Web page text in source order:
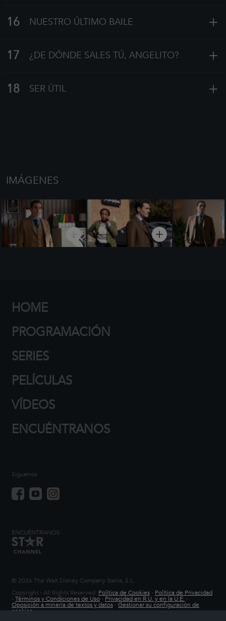
16 NUESTRO ÚLTIMO BAILE +
17 ¿DE DÓNDE SALES TÚ, ANGELITO? +
18 SER ÚTIL +
IMÁGENES
HOME
PROGRAMACIÓN
SERIES
PELÍCULAS
VÍDEOS
ENCUÉNTRANOS
Síguenos
ENCUÉNTRANOS
© 2026 The Walt Disney Company Iberia, S.L.
Copyright - All Rights Reserved. Política de Cookies - Política de Privacidad
- Términos y Condiciones de Uso - Privacidad en R.U. y en la U.E. -
Oposición a minería de textos y datos - Gestionar su configuración de
cookies